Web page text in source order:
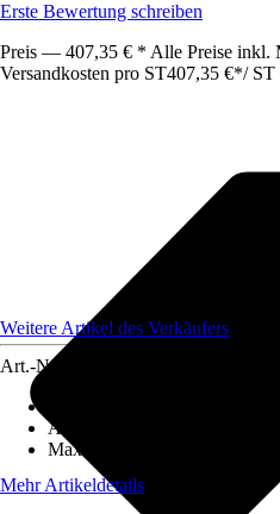
Erste Bewertung schreiben
Preis — 407,35 € * Alle Preise inkl.
Versandkosten pro ST407,35 €*/ ST
Weitere Artikel des Verkäufers
Art.-Nr.
Arbeitshöhe
Maximales Belastungsgewicht
Mehr Artikeldetails